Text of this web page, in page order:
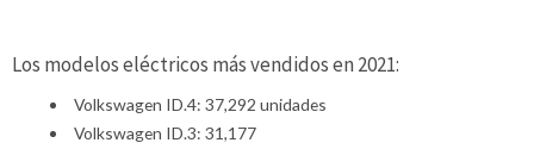
Los modelos eléctricos más vendidos en 2021:
Volkswagen ID.4: 37,292 unidades
Volkswagen ID.3: 31,177